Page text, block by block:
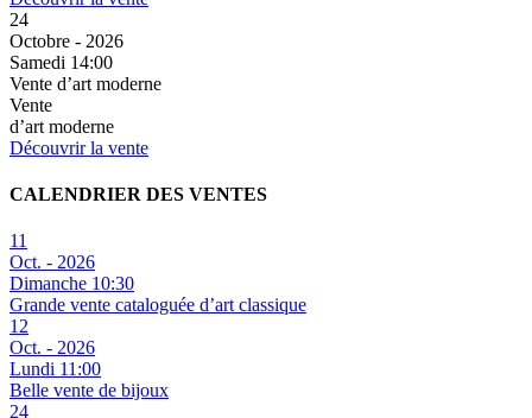
24
Octobre - 2026
Samedi 14:00
Vente d’art moderne
Vente
d’art moderne
Découvrir la vente
CALENDRIER DES VENTES
11
Oct. - 2026
Dimanche 10:30
Grande vente cataloguée d’art classique
12
Oct. - 2026
Lundi 11:00
Belle vente de bijoux
24